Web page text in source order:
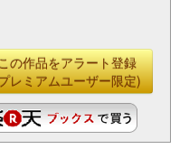
の作品をアラート登録
レミアムユーザー限定)